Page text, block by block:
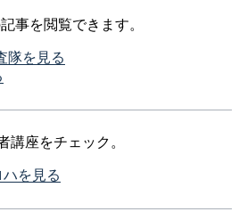
事を閲覧できます。
隊を見る
講座をチェック。
を見る